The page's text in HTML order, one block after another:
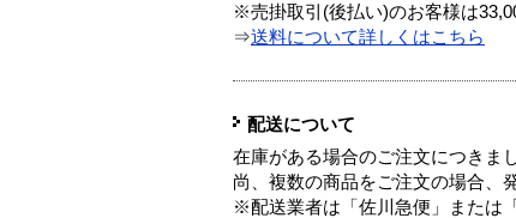
※売掛取引(後払い)のお客様は
⇒送料について詳しくはこちら
配送について
在庫がある場合のご注文につきま
尚、複数の商品をご注文の場合、
※配送業者は「佐川急便」または